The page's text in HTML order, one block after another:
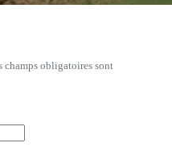
champs obligatoires sont